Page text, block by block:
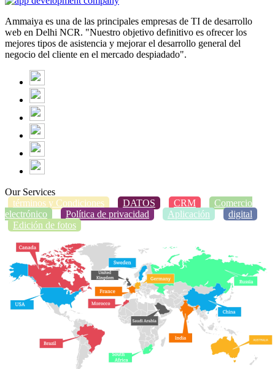
Ammaiya es una de las principales empresas de TI de desarrollo
web en Delhi NCR. "Nuestro objetivo definitivo es ofrecer los
mejores tipos de asistencia y mejorar el desarrollo general del
negocio del cliente en el mercado despiadado".
Our Services
términos y Condiciones
DATOS CRM
Comercio
electrónico
Política de privacidad Aplicación
digital
Edición de fotos